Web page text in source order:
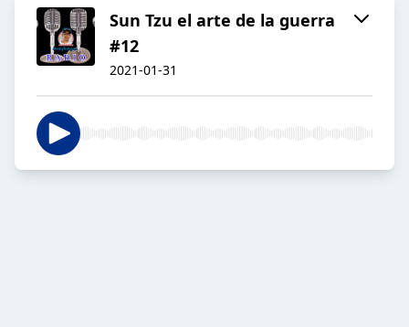
Sun Tzu el arte de la guerra
#12
2021-01-31